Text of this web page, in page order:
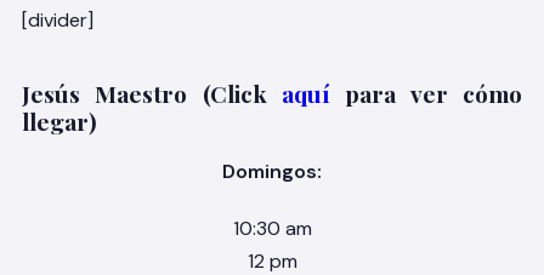
[divider]
Jesús Maestro (Click aquí para ver cómo
llegar)
Domingos:
10:30 am
12 pm